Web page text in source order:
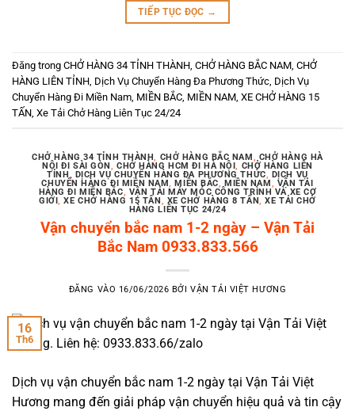
TIẾP TỤC ĐỌC →
Đăng trong CHỞ HÀNG 34 TỈNH THÀNH, CHỞ HÀNG BẮC NAM, CHỞ
HÀNG LIÊN TỈNH, Dịch Vụ Chuyển Hàng Đa Phương Thức, Dịch Vụ
Chuyển Hàng Đi Miền Nam, MIỀN BẮC, MIỀN NAM, XE CHỞ HÀNG 15
TẤN, Xe Tải Chở Hàng Liên Tục 24/24
CHỞ HÀNG 34 TỈNH THÀNH, CHỞ HÀNG BẮC NAM , CHỞ HÀNG HÀ
NỘI ĐI SÀI GÒN ,CHỞ HÀNG HCM ĐI HÀ NỘI, CHỞ HÀNG LIÊN
TỈNH , DỊCH VỤ CHUYỂN HÀNG ĐA PHƯƠNG THỨC, DỊCH VỤ
CHUYỂN HÀNG ĐI MIỀN NAM, MIỀN BẮC, MIỀN NAM , VẬN TẢI
HÀNG ĐI MIỀN BẮC, VẬN TẢI MÁY MÓC CÔNG TRÌNH VÀ XE CƠ
GIỚI,XE CHỞ HÀNG 15 TẤN , XE CHỞ HÀNG 8 TẤN,XE TẢI CHỞ
HÀNG LIÊN TỤC 24/24
Vận chuyển bắc nam 1-2 ngày – Vận Tải
Bắc Nam 0933.833.566
ĐĂNG VÀO 16/06/2026 BỞIVẬN TẢI VIỆT HƯƠNG
16
Th6
Dịch vụ vận chuyển bắc nam 1-2 ngày tại Vận Tải Việt
Hương mang đến giải pháp vận chuyển hiệu quả và tin cậy